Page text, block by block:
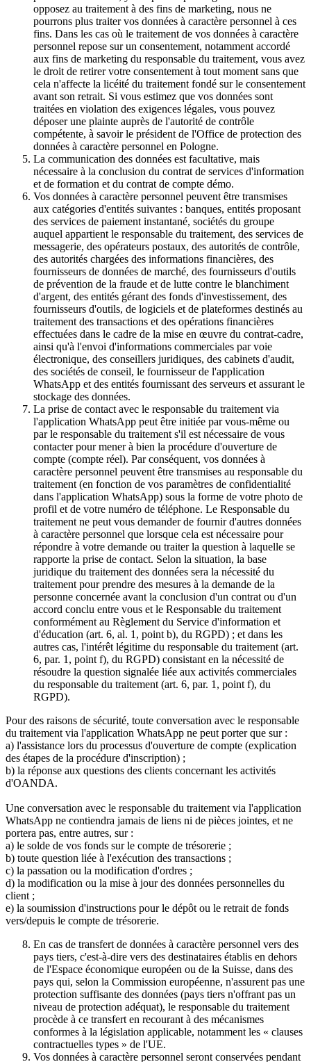
opposez au traitement à des fins de marketing, nous ne
pourrons plus traiter vos données à caractère personnel à ces
fins. Dans les cas où le traitement de vos données à caractère
personnel repose sur un consentement, notamment accordé
aux fins de marketing du responsable du traitement, vous avez
le droit de retirer votre consentement à tout moment sans que
cela n'affecte la licéité du traitement fondé sur le consentement
avant son retrait. Si vous estimez que vos données sont
traitées en violation des exigences légales, vous pouvez
déposer une plainte auprès de l'autorité de contrôle
compétente, à savoir le président de l'Office de protection des
données à caractère personnel en Pologne.
La communication des données est facultative, mais
nécessaire à la conclusion du contrat de services d'information
et de formation et du contrat de compte démo.
Vos données à caractère personnel peuvent être transmises
aux catégories d'entités suivantes : banques, entités proposant
des services de paiement instantané, sociétés du groupe
auquel appartient le responsable du traitement, des services de
messagerie, des opérateurs postaux, des autorités de contrôle,
des autorités chargées des informations financières, des
fournisseurs de données de marché, des fournisseurs d'outils
de prévention de la fraude et de lutte contre le blanchiment
d'argent, des entités gérant des fonds d'investissement, des
fournisseurs d'outils, de logiciels et de plateformes destinés au
traitement des transactions et des opérations financières
effectuées dans le cadre de la mise en œuvre du contrat-cadre,
ainsi qu'à l'envoi d'informations commerciales par voie
électronique, des conseillers juridiques, des cabinets d'audit,
des sociétés de conseil, le fournisseur de l'application
WhatsApp et des entités fournissant des serveurs et assurant le
stockage des données.
La prise de contact avec le responsable du traitement via
l'application WhatsApp peut être initiée par vous-même ou
par le responsable du traitement s'il est nécessaire de vous
contacter pour mener à bien la procédure d'ouverture de
compte (compte réel). Par conséquent, vos données à
caractère personnel peuvent être transmises au responsable du
traitement (en fonction de vos paramètres de confidentialité
dans l'application WhatsApp) sous la forme de votre photo de
profil et de votre numéro de téléphone. Le Responsable du
traitement ne peut vous demander de fournir d'autres données
à caractère personnel que lorsque cela est nécessaire pour
répondre à votre demande ou traiter la question à laquelle se
rapporte la prise de contact. Selon la situation, la base
juridique du traitement des données sera la nécessité du
traitement pour prendre des mesures à la demande de la
personne concernée avant la conclusion d'un contrat ou d'un
accord conclu entre vous et le Responsable du traitement
conformément au Règlement du Service d'information et
d'éducation (art. 6, al. 1, point b), du RGPD) ; et dans les
autres cas, l'intérêt légitime du responsable du traitement (art.
6, par. 1, point f), du RGPD) consistant en la nécessité de
résoudre la question signalée liée aux activités commerciales
du responsable du traitement (art. 6, par. 1, point f), du
RGPD).
Pour des raisons de sécurité, toute conversation avec le responsable
du traitement via l'application WhatsApp ne peut porter que sur :
a) l'assistance lors du processus d'ouverture de compte (explication
des étapes de la procédure d'inscription) ;
b) la réponse aux questions des clients concernant les activités
d'OANDA.
Une conversation avec le responsable du traitement via l'application
WhatsApp ne contiendra jamais de liens ni de pièces jointes, et ne
portera pas, entre autres, sur :
a) le solde de vos fonds sur le compte de trésorerie ;
b) toute question liée à l'exécution des transactions ;
c) la passation ou la modification d'ordres ;
d) la modification ou la mise à jour des données personnelles du
client ;
e) la soumission d'instructions pour le dépôt ou le retrait de fonds
vers/depuis le compte de trésorerie.
En cas de transfert de données à caractère personnel vers des
pays tiers, c'est-à-dire vers des destinataires établis en dehors
de l'Espace économique européen ou de la Suisse, dans des
pays qui, selon la Commission européenne, n'assurent pas une
protection suffisante des données (pays tiers n'offrant pas un
niveau de protection adéquat), le responsable du traitement
procède à ce transfert en recourant à des mécanismes
conformes à la législation applicable, notamment les « clauses
contractuelles types » de l'UE.
Vos données à caractère personnel seront conservées pendant